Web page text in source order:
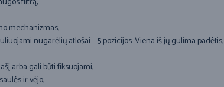
mechanizmas;
nugarėlių atlošai – 5 pozicijos. Viena iš jų gulima padėtis;
arba gali būti fiksuojami;
ir vėjo;